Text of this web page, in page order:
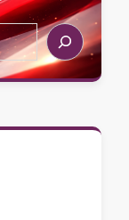
k
s
d
s
t
a
,
t